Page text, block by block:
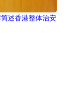
述香港整体治安